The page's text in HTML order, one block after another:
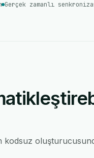
Gerçek zamanlı
kodsuz